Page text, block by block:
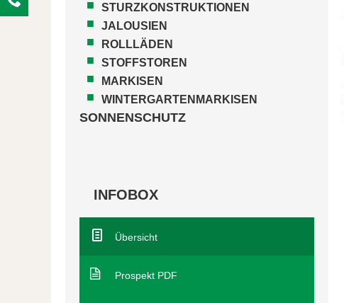
STURZKONSTRUKTIONEN
JALOUSIEN
ROLLLÄDEN
STOFFSTOREN
MARKISEN
WINTERGARTENMARKISEN
SONNENSCHUTZ
INFOBOX
Übersicht
Prospekt PDF